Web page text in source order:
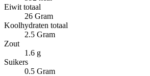
Eiwit totaal
26 Gram
Koolhydraten totaal
2.5 Gram
Zout
1.6 g
Suikers
0.5 Gram